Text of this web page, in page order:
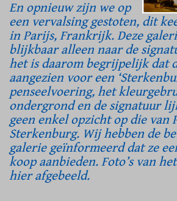
En opnieuw zijn we op
een vervalsing gestoten, dit
in Parijs, Frankrijk. Deze
blijkbaar alleen naar de
het is daarom begrijpelijk dat
aangezien voor een
penseelvoering, het
ondergrond en de signatuur
geen enkel opzicht op die van
Sterkenburg. Wij hebben de
galerie geïnformeerd dat ze
koop aanbieden. Foto’s van
hier afgebeeld.